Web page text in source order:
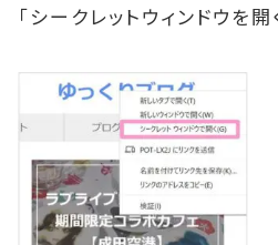
「シークレットウィンドウを開